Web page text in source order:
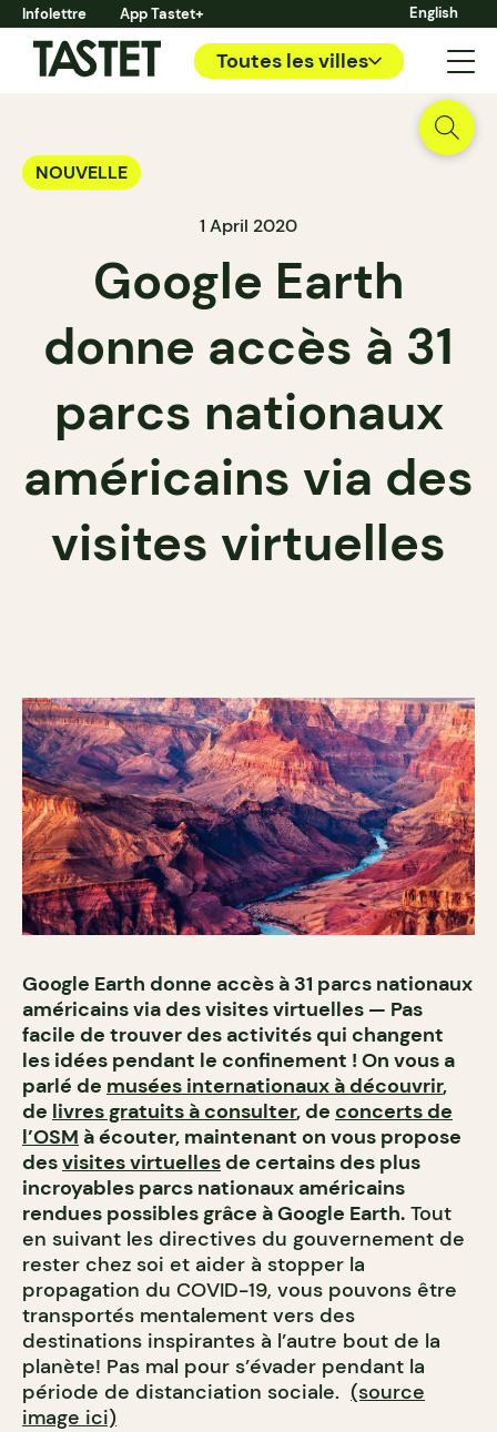
Infolettre App Tastet+ English
Toutes les villes
NOUVELLE
1 April 2020
Google Earth
donne accès à 31
parcs nationaux
américains via des
visites virtuelles
Google Earth donne accès à 31 parcs nationaux
américains via des visites virtuelles — Pas
facile de trouver des activités qui changent
les idées pendant le confinement ! On vous a
parlé de musées internationaux à découvrir,
de livres gratuits à consulter, de concerts de
l’OSM à écouter, maintenant on vous propose
desvisites virtuelles de certains des plus
incroyables parcs nationaux américains
rendues possibles grâce à Google Earth. Tout
en suivant les directives du gouvernement de
rester chez soi et aider à stopper la
propagation du COVID-19, vous pouvons être
transportés mentalement vers des
destinations inspirantes à l’autre bout de la
planète! Pas mal pour s’évader pendant la
période de distanciation sociale. (source
image ici)